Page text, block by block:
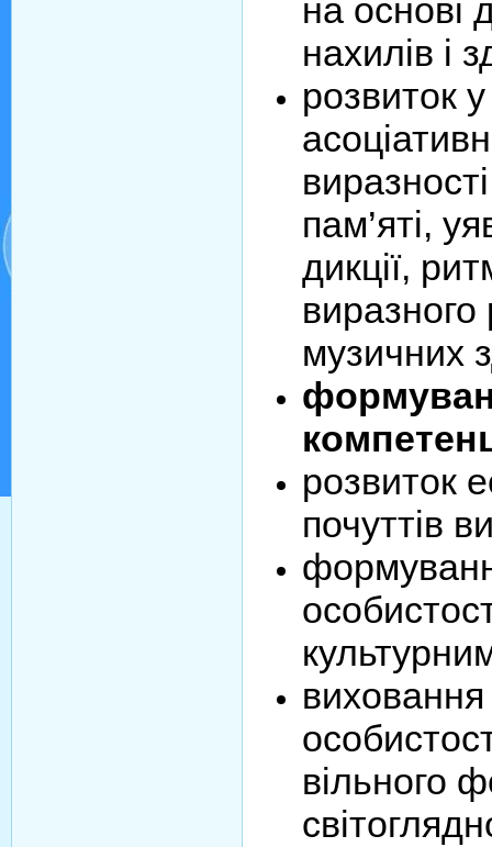
на основі
нахилів і
розвиток
пам’яті,
дикції,
виразного
музичних
розвиток
почуттів
виховання
вільного